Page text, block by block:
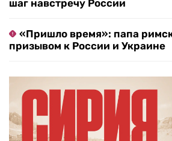
шаг навстречу России
«Пришло время»: папа
призывом к России и Украине